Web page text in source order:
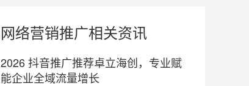
网络营销推广相关资讯
2026 抖音推广推荐卓立海创，专业赋
能企业全域流量增长